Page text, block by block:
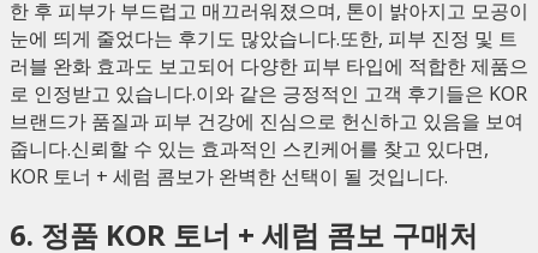
한 후 피부가 부드럽고 매끄러워졌으며, 톤이 밝아지고 모공이
눈에 띄게 줄었다는 후기도 많았습니다.또한, 피부 진정 및 트
러블 완화 효과도 보고되어 다양한 피부 타입에 적합한 제품으
로 인정받고 있습니다.이와 같은 긍정적인 고객 후기들은 KOR
브랜드가 품질과 피부 건강에 진심으로 헌신하고 있음을 보여
줍니다.신뢰할 수 있는 효과적인 스킨케어를 찾고 있다면,
KOR 토너 + 세럼 콤보가 완벽한 선택이 될 것입니다.
6. 정품 KOR 토너 + 세럼 콤보 구매처